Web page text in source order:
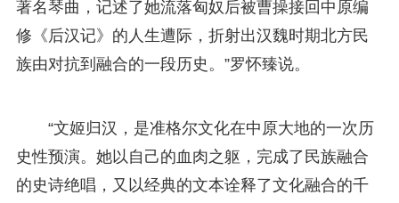
著名琴曲，记述了她流落匈奴后被曹操接回中原编
修《后汉记》的人生遭际，折射出汉魏时期北方民
族由对抗到融合的一段历史。”罗怀臻说。
“文姬归汉，是准格尔文化在中原大地的一次历
史性预演。她以自己的血肉之躯，完成了民族融合
的史诗绝唱，又以经典的文本诠释了文化融合的千